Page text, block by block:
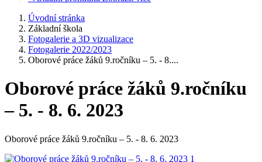
Úvodní stránka
Základní škola
Fotogalerie a 3D vizualizace
Fotogalerie 2022/2023
Oborové práce žáků 9.ročníku – 5. - 8....
Oborové práce žáků 9.ročníku
– 5. - 8. 6. 2023
Oborové práce žáků 9.ročníku – 5. - 8. 6. 2023